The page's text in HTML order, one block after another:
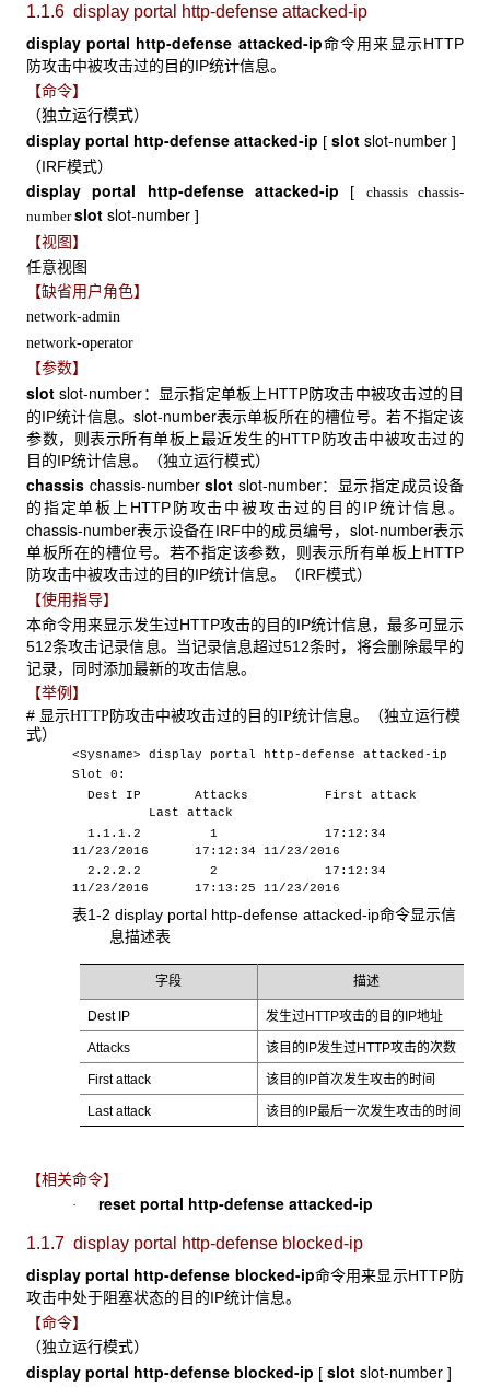
1.1.6 display portal http-defense attacked-ip
display portal http-defense attacked-ip命令用来显示HTTP
防攻击中被攻击过的目的IP统计信息。
【命令】
（独立运行模式）
display portal http-defense attacked-ip [ slot slot-number ]
（IRF模式）
display portal http-defense attacked-ip [ chassis
chassis-
numberslot slot-number ]
【视图】
任意视图
【缺省用户角色】
network-admin
network-operator
【参数】
slot slot-number：显示指定单板上HTTP防攻击中被攻击过的目
的IP统计信息。 slot-number表示单板所在的槽位号。若不指定该
参数，则表示所有单板上最近发生的HTTP防攻击中被攻击过的
目的IP统计信息。（独立运行模式）
chassis chassis-number slot slot-number：显示指定成员设备
的指定单板上HTTP防攻击中被攻击过的目的IP统计信息。
chassis-number表示设备在IRF中的成员编号， slot-number表示
单板所在的槽位号。若不指定该参数，则表示所有单板上HTTP
防攻击中被攻击过的目的IP统计信息。（IRF模式）
【使用指导】
本命令用来显示发生过HTTP攻击的目的IP统计信息，最多可显示
512条攻击记录信息。当记录信息超过512条时，将会删除最早的
记录，同时添加最新的攻击信息。
【举例】
# 显示HTTP防攻击中被攻击过的目的IP统计信息。（独立运行模
式）
<Sysname> display portal http-defense attacked-ip
Slot 0:
Dest IP Attacks First attack
Last attack
1.1.1.2 1 17:12:34
11/23/2016 17:12:34 11/23/2016
2.2.2.2 2 17:12:34
11/23/2016 17:13:25 11/23/2016
表1-2 display portal http-defense attacked-ip命令显示信
息描述表
字段 描述
Dest IP 发生过HTTP攻击的目的IP地址
Attacks 该目的IP发生过HTTP攻击的次数
First attack 该目的IP首次发生攻击的时间
Last attack 该目的IP最后一次发生攻击的时间
【相关命令】
· reset portal http-defense attacked-ip
1.1.7 display portal http-defense blocked-ip
display portal http-defense blocked-ip命令用来显示HTTP防
攻击中处于阻塞状态的目的IP统计信息。
【命令】
（独立运行模式）
display portal http-defense blocked-ip [ slot slot-number ]